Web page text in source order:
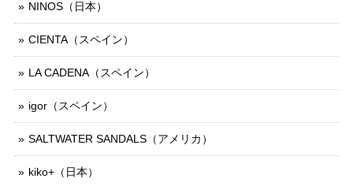
NINOS（日本）
CIENTA（スペイン）
LA CADENA（スペイン）
igor（スペイン）
SALTWATER SANDALS（アメリカ）
kiko+（日本）